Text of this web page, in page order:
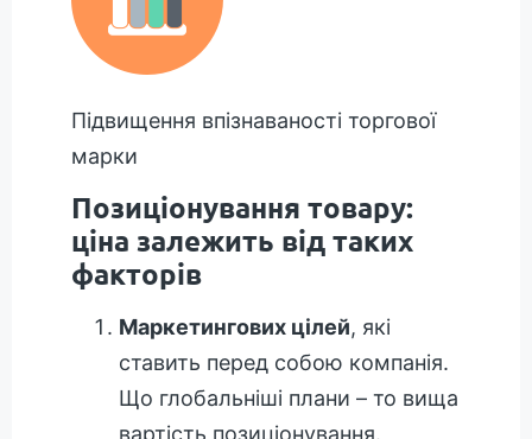
Підвищення впізнаваності торгової
марки
Позиціонування товару:
ціна залежить від таких
факторів
Маркетингових цілей, які
ставить перед собою компанія.
Що глобальніші плани – то вища
вартість позиціонування.